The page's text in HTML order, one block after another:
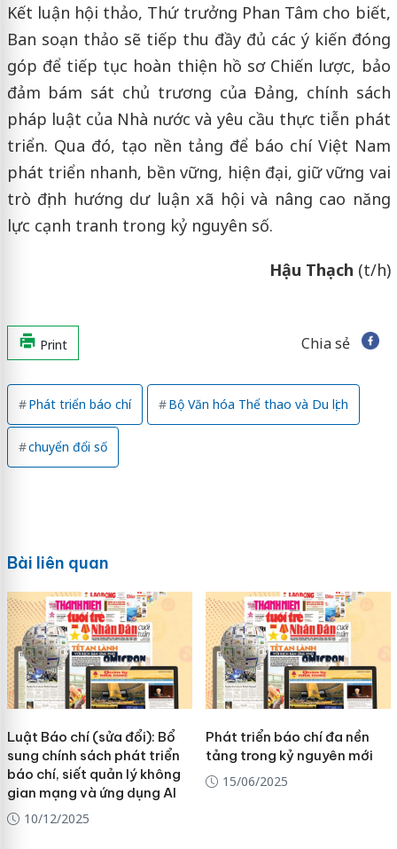
Kết luận hội thảo, Thứ trưởng Phan Tâm cho biết,
Ban soạn thảo sẽ tiếp thu đầy đủ các ý kiến đóng
góp để tiếp tục hoàn thiện hồ sơ Chiến lược, bảo
đảm bám sát chủ trương của Đảng, chính sách
pháp luật của Nhà nước và yêu cầu thực tiễn phát
triển. Qua đó, tạo nền tảng để báo chí Việt Nam
phát triển nhanh, bền vững, hiện đại, giữ vững vai
trò định hướng dư luận xã hội và nâng cao năng
lực cạnh tranh trong kỷ nguyên số.
Hậu Thạch (t/h)
Print Chia sẻ
Phát triển báo chí Bộ Văn hóa Thể thao và Du lịch
chuyển đổi số
Bài liên quan
Luật Báo chí (sửa đổi): Bổ
sung chính sách phát triển
báo chí, siết quản lý không
gian mạng và ứng dụng AI
10/12/2025
Phát triển báo chí đa nền
tảng trong kỷ nguyên mới
15/06/2025